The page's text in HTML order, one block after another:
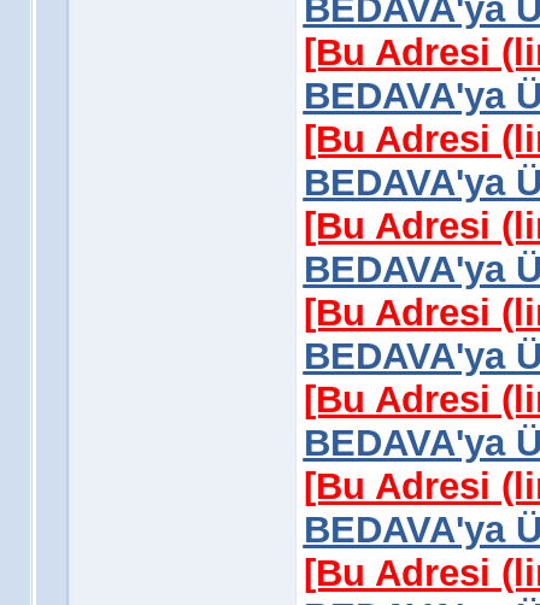
BEDAVA'ya
[Bu Adresi
BEDAVA'ya
[Bu Adresi
BEDAVA'ya
[Bu Adresi
BEDAVA'ya
[Bu Adresi
BEDAVA'ya
[Bu Adresi
BEDAVA'ya
[Bu Adresi
BEDAVA'ya
[Bu Adresi